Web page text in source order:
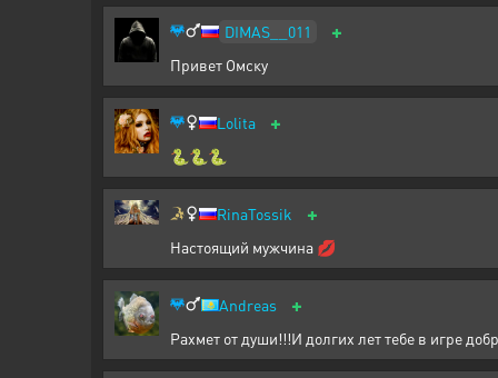
DIMAS__011 +
Привет Омску
Lolita +
🐍🐍🐍
RinaTossik +
Настоящий мужчина 💋
Andreas +
Рахмет от души!!!И долгих лет тебе в игре